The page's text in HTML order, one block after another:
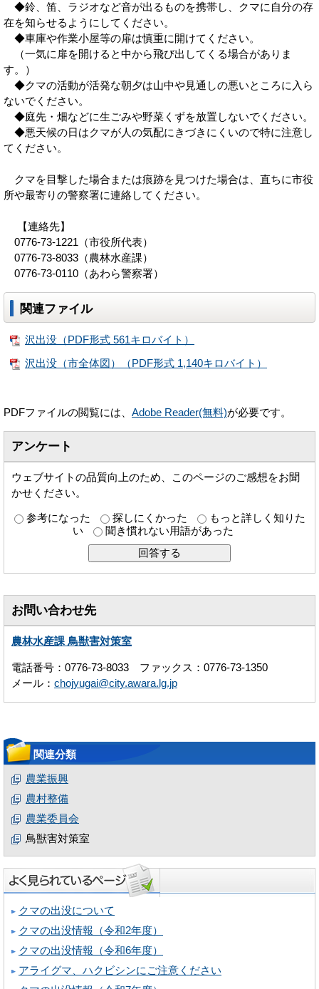
◆鈴、笛、ラジオなど音が出るものを携帯し、クマに自分の存
在を知らせるようにしてください。
◆車庫や作業小屋等の扉は慎重に開けてください。
（一気に扉を開けると中から飛び出してくる場合がありま
す。）
◆クマの活動が活発な朝夕は山中や見通しの悪いところに入ら
ないでください。
◆庭先・畑などに生ごみや野菜くずを放置しないでください。
◆悪天候の日はクマが人の気配にきづきにくいので特に注意し
てください。
クマを目撃した場合または痕跡を見つけた場合は、直ちに市役
所や最寄りの警察署に連絡してください。
【連絡先】
0776-73-1221（市役所代表）
0776-73-8033（農林水産課）
0776-73-0110（あわら警察署）
関連ファイル
沢出没（PDF形式 561キロバイト）
沢出没（市全体図）（PDF形式 1,140キロバイト）
PDFファイルの閲覧には、 Adobe Reader(無料)が必要です。
アンケート
ウェブサイトの品質向上のため、このページのご感想をお聞
かせください。
参考になった 探しにくかった
もっと詳しく知りた
い
聞き慣れない用語があった
お問い合わせ先
農林水産課 鳥獣害対策室
電話番号：0776-73-8033 ファックス：0776-73-1350
メール： chojyugai@city.awara.lg.jp
関連分類
農業振興
農村整備
農業委員会
鳥獣害対策室
クマの出没について
クマの出没情報（令和2年度）
クマの出没情報（令和6年度）
アライグマ、ハクビシンにご注意ください